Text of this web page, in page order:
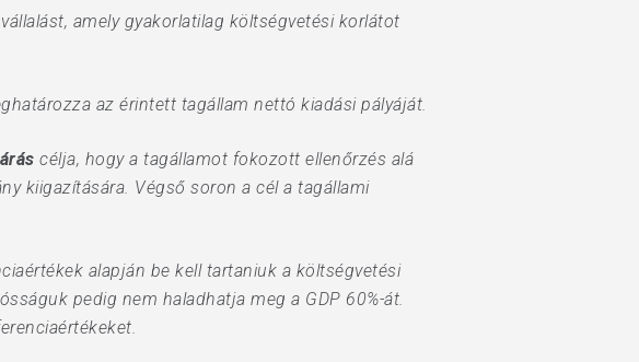
amely gyakorlatilag költségvetési korlátot
az érintett tagállam nettó kiadási pályáját.
célja, hogy a tagállamot fokozott ellenőrzés alá
kiigazítására. Végső soron a cél a tagállami
alapján be kell tartaniuk a költségvetési
pedig nem haladhatja meg a GDP 60%-át.